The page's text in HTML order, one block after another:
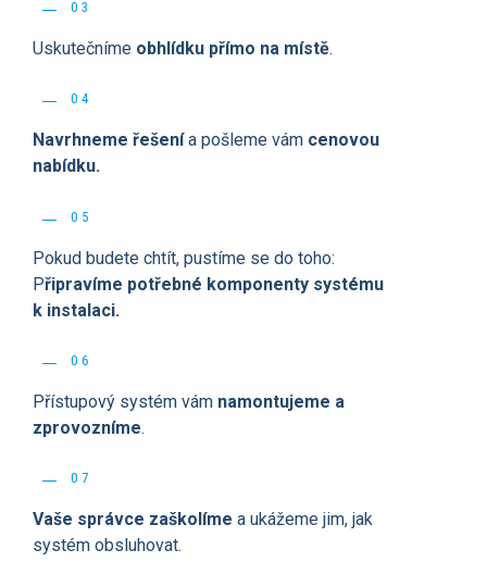
03
Uskutečníme obhlídku přímo na místě.
04
Navrhneme řešenía pošleme vám cenovou
nabídku.
05
Pokud budete chtít, pustíme se do toho:
Připravíme potřebné komponenty systému
k instalaci.
06
Přístupový systém vám namontujeme a
zprovozníme.
07
Vaše správce zaškolíme a ukážeme jim, jak
systém obsluhovat.